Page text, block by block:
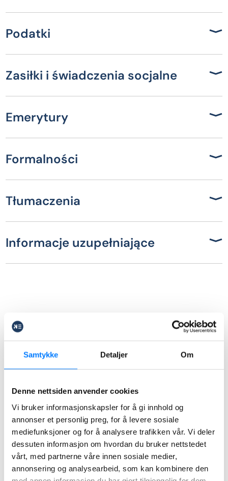
Samtykke Detaljer Om
Denne nettsiden anvender cookies
Vi bruker informasjonskapsler for å gi innhold og
annonser et personlig preg, for å levere sosiale
mediefunksjoner og for å analysere trafikken vår. Vi deler
dessuten informasjon om hvordan du bruker nettstedet
vårt, med partnerne våre innen sosiale medier,
annonsering og analysearbeid, som kan kombinere den
Podatki
Zasiłki i świadczenia socjalne
Emerytury
Formalności
Tłumaczenia
Informacje uzupełniające
Kontakt
Wypełnij formularz
kontaktowy.
Napisz nam, w jakiej
sprawie możemy Tobie
pomóc.